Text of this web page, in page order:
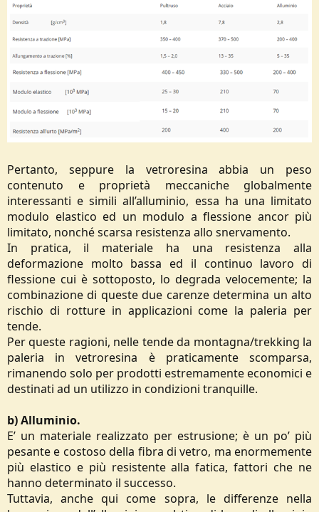
Pertanto, seppure la vetroresina abbia un peso
contenuto e proprietà meccaniche globalmente
interessanti e simili all’alluminio, essa ha una limitato
modulo elastico ed un modulo a flessione ancor più
limitato, nonché scarsa resistenza allo snervamento.
In pratica, il materiale ha una resistenza alla
deformazione molto bassa ed il continuo lavoro di
flessione cui è sottoposto, lo degrada velocemente; la
combinazione di queste due carenze determina un alto
rischio di rotture in applicazioni come la paleria per
tende.
Per queste ragioni, nelle tende da montagna/trekking la
paleria in vetroresina è praticamente scomparsa,
rimanendo solo per prodotti estremamente economici e
destinati ad un utilizzo in condizioni tranquille.
b) Alluminio.
E’ un materiale realizzato per estrusione; è un po’ più
pesante e costoso della fibra di vetro, ma enormemente
più elastico e più resistente alla fatica, fattori che ne
hanno determinato il successo.
Tuttavia, anche qui come sopra, le differenze nella